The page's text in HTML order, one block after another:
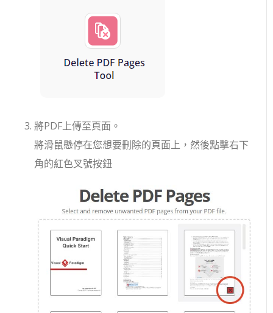
將PDF上傳至頁面。
將滑鼠懸停在您想要刪除的頁面上，然後點擊右下
角的紅色叉號按鈕